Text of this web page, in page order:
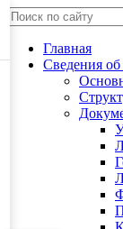
Главная
Сведения об